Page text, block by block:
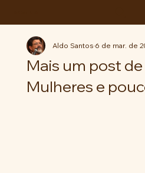
Mais um post
Mulheres e
Aldo Santos6 de mar. de